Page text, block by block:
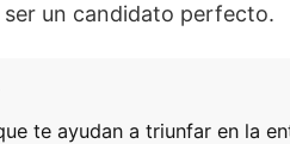
ser un candidato perfecto.
te ayudan a triunfar en la